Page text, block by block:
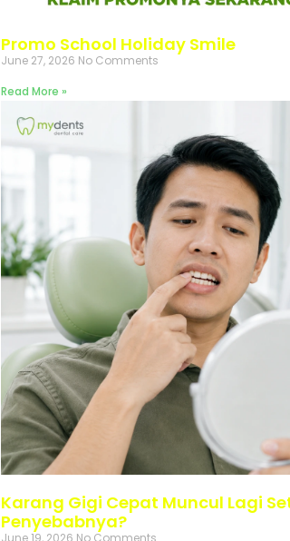
Promo School Holiday Smile
June 27, 2026 No Comments
Read More »
Karang Gigi Cepat Muncul Lagi
Penyebabnya?